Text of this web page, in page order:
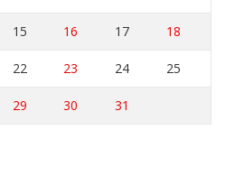
15 16 17 18
22 23 24 25
29 30 31